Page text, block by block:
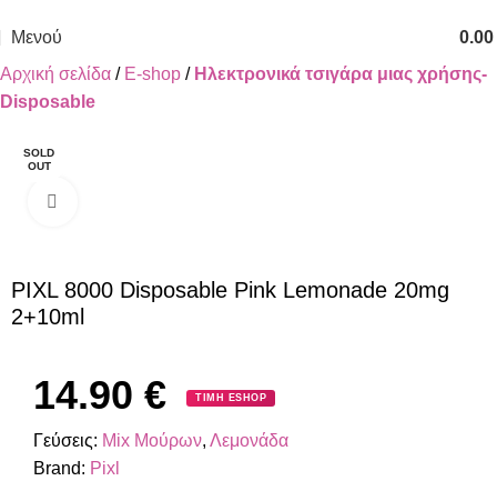
Μενού
0.00
Αρχική σελίδα
E-shop
Ηλεκτρονικά τσιγάρα μιας χρήσης-
Disposable
SOLD
OUT
PIXL 8000 Disposable Pink Lemonade 20mg
2+10ml
14.90 € ΤΙΜΗ ESHOP
Γεύσεις: Mix Μούρων, Λεμονάδα
Brand: Pixl